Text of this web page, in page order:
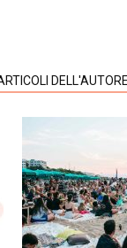
DELL'AUTORE